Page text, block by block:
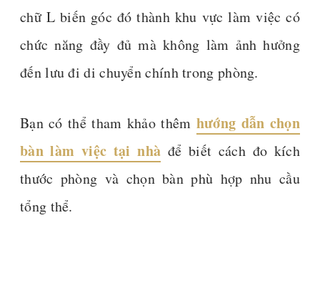
chữ L biến góc đó thành khu vực làm việc có
chức năng đầy đủ mà không làm ảnh hưởng
đến lưu đi di chuyển chính trong phòng.
Bạn có thể tham khảo thêm hướng dẫn chọn
bàn làm việc tại nhà để biết cách đo kích
thước phòng và chọn bàn phù hợp nhu cầu
tổng thể.